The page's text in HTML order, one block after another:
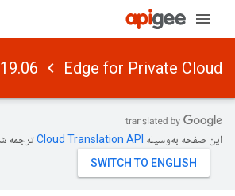
Edge for Private Cloud
این صفحه به‌وسیله ترجمه